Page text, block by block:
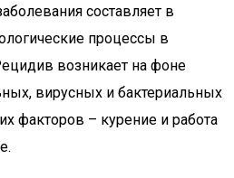
составляет в
процессы в
возникает на фоне
вирусных и бактериальных
факторов – курение и работа